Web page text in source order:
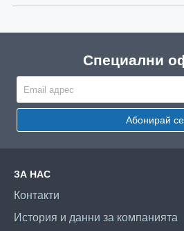
Специални
Абонирай се
ЗА НАС
Контакти
История и данни за компанията